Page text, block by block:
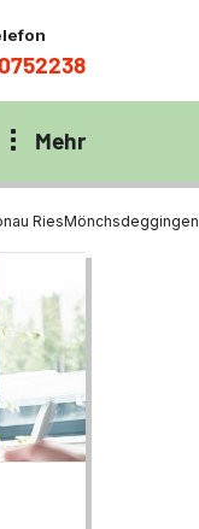
Mehr
RiesMönchsdeggingen